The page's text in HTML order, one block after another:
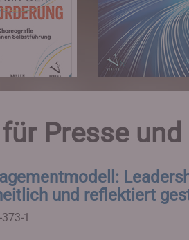
Presse
und reflektiert
1